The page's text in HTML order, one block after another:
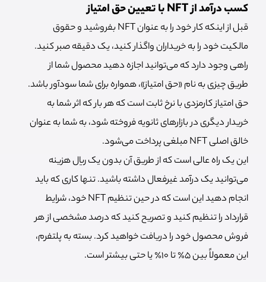
کسب درآمد از NFT با تعیین حق امتیاز
قبل از اینکه کار خود را به عنوان NFT بفروشید و حقوق
مالکیت خود را به خریداران واگذار کنید، یک دقیقه صبر کنید.
راهی وجود دارد که می‌توانید اجازه دهید محصول شما از
طریق چیزی به نام «حق امتیاز»، همواره برای شما سودآور باشد.
حق امتیاز کارمزدی با نرخ ثابت است که هر بار که اثر شما به
خریدار دیگری در بازارهای ثانویه فروخته شود، به شما به عنوان
خالق اصلی NFT مبلغی پرداخت می‌شود.
این یک راه عالی است که از طریق آن بدون یک ریال هزینه
می‌توانید یک درآمد غیرفعال داشته باشید. تنها کاری که باید
انجام دهید این است که در حین تنظیم NFT خود، شرایط
قرارداد را تنظیم کنید و تصریح کنید که درصد مشخصی از هر
فروش محصول خود را دریافت خواهید کرد. بسته به پلتفرم،
این معمولاً بین 5٪ تا 10٪ یا حتی بیشتر است.